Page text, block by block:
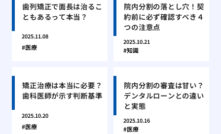
歯列矯正で面長は治るこ
ともあるって本当？
2025.11.08
医療
院内分割の落とし穴！契
約前に必ず確認すべき４
つの注意点
2025.10.21
知識
矯正治療は本当に必要？
歯科医師が示す判断基準
2025.10.20
医療
院内分割の審査は甘い？
デンタルローンとの違い
と実態
2025.10.16
医療